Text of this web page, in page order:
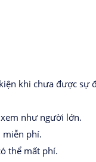
khi chưa được sự
như người lớn.
phí.
thể mất phí.